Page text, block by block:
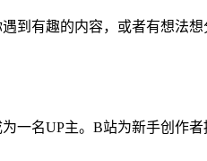
到有趣的内容，或者有想法
一名UP主。B站为新手创作